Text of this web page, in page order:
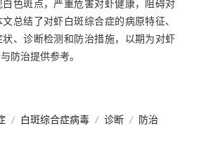
色斑点，严重危害对虾健康，阻碍对
总结了对虾白斑综合症的病原特征、
、诊断检测和防治措施，以期为对虾
防治提供参考。
/ 白斑综合症病毒 / 诊断 / 防治